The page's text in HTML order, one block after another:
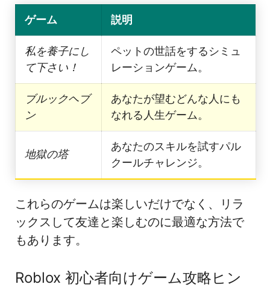
ゲーム 説明
私を養子にし
て下さい！
ペットの世話をするシミュ
レーションゲーム。
ブルックヘブ
ン
あなたが望むどんな人にも
なれる人生ゲーム。
地獄の塔
あなたのスキルを試すパル
クールチャレンジ。
これらのゲームは楽しいだけでなく、リラ
ックスして友達と楽しむのに最適な方法で
もあります。
Roblox 初心者向けゲーム攻略ヒン